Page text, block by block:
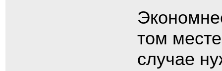
том
случае